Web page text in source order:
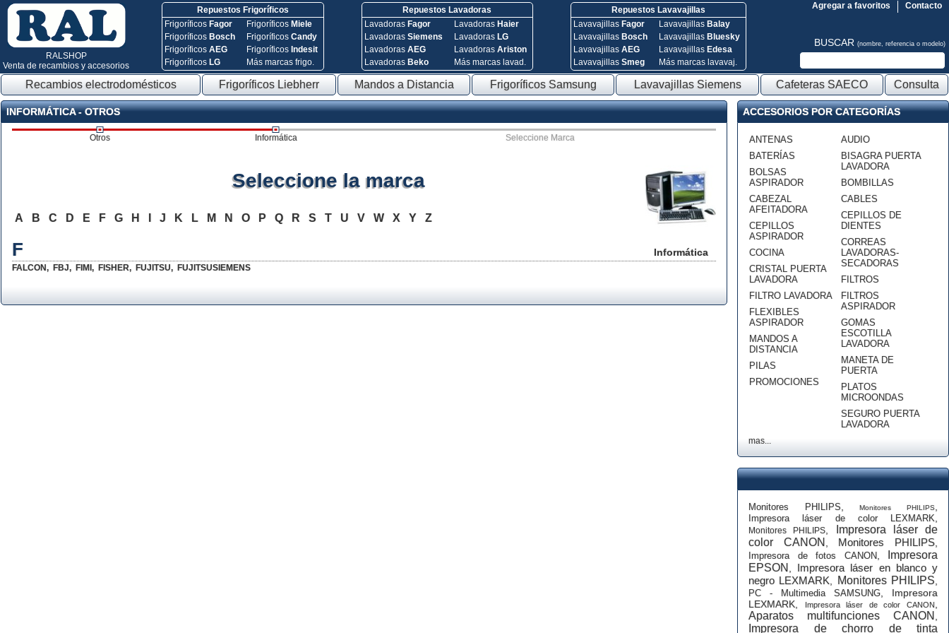
RALSHOP
Venta de recambios y accesorios
Repuestos Frigoríficos
Frigoríficos Fagor
Frigoríficos Bosch
FrigoríficosAEG
Frigoríficos LG
Frigoríficos Miele
FrigoríficosCandy
Frigoríficos Indesit
Más marcas frigo.
Repuestos Lavadoras
Lavadoras Fagor
Lavadoras Siemens
Lavadoras AEG
Lavadoras Beko
Lavadoras Haier
Lavadoras LG
Lavadoras Ariston
Más marcas lavad.
Repuestos Lavavajillas
Lavavajillas Fagor
Lavavajillas Bosch
Lavavajillas AEG
Lavavajillas Smeg
Lavavajillas Balay
Lavavajillas Bluesky
Lavavajillas Edesa
Más marcas lavavaj.
Contacto
Agregar a favoritos
BUSCAR (nombre, referencia o modelo)
Recambios electrodomésticos Frigoríficos Liebherr Mandos a Distancia Frigoríficos Samsung Lavavajillas Siemens Cafeteras SAECO Consulta
INFORMÁTICA - OTROS
Otros Informática Seleccione Marca
Informática
Seleccione la marca
A B C D E F G H J K L M N O P Q R S T U V W X Y Z
F
FALCON, FBJ, FIMI , FISHER, FUJITSU, FUJITSUSIEMENS
ACCESORIOS POR CATEGORÍAS
ANTENAS
BATERÍAS
BOLSAS
ASPIRADOR
CABEZAL
AFEITADORA
CEPILLOS
ASPIRADOR
COCINA
CRISTAL PUERTA
LAVADORA
FILTRO LAVADORA
FLEXIBLES
ASPIRADOR
MANDOS A
DISTANCIA
PILAS
PROMOCIONES
AUDIO
BISAGRA PUERTA
LAVADORA
BOMBILLAS
CABLES
CEPILLOS DE
DIENTES
CORREAS
LAVADORAS-
SECADORAS
FILTROS
FILTROS
ASPIRADOR
GOMAS
ESCOTILLA
LAVADORA
MANETA DE
PUERTA
PLATOS
MICROONDAS
SEGURO PUERTA
LAVADORA
mas...
Monitores PHILIPS ,Monitores PHILIPS
Impresora láser de color LEXMARK
Monitores PHILIPS
Impresora láser de
color CANON
Monitores PHILIPS
Impresora de fotos CANON,
Impresora
EPSON
Impresora láser en blanco y
negro LEXMARK
Monitores PHILIPS
PC - Multimedia SAMSUNG
Impresora
LEXMARK
Impresora láser de color CANON
Aparatos multifunciones CANON
Impresora de chorro de tinta